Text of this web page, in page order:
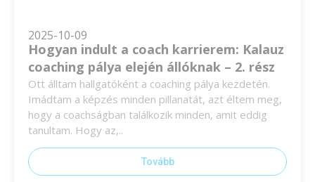
2025-10-09
Hogyan indult a coach karrierem: Kalauz
coaching pálya elején állóknak – 2. rész
Ott álltam hallgatóként a coaching pálya kezdetén.
Imádtam a képzés minden pillanatát, azt éltem meg,
hogy a coachságban találkozik minden, amit eddig
tanultam. Hogy az,..
Tovább